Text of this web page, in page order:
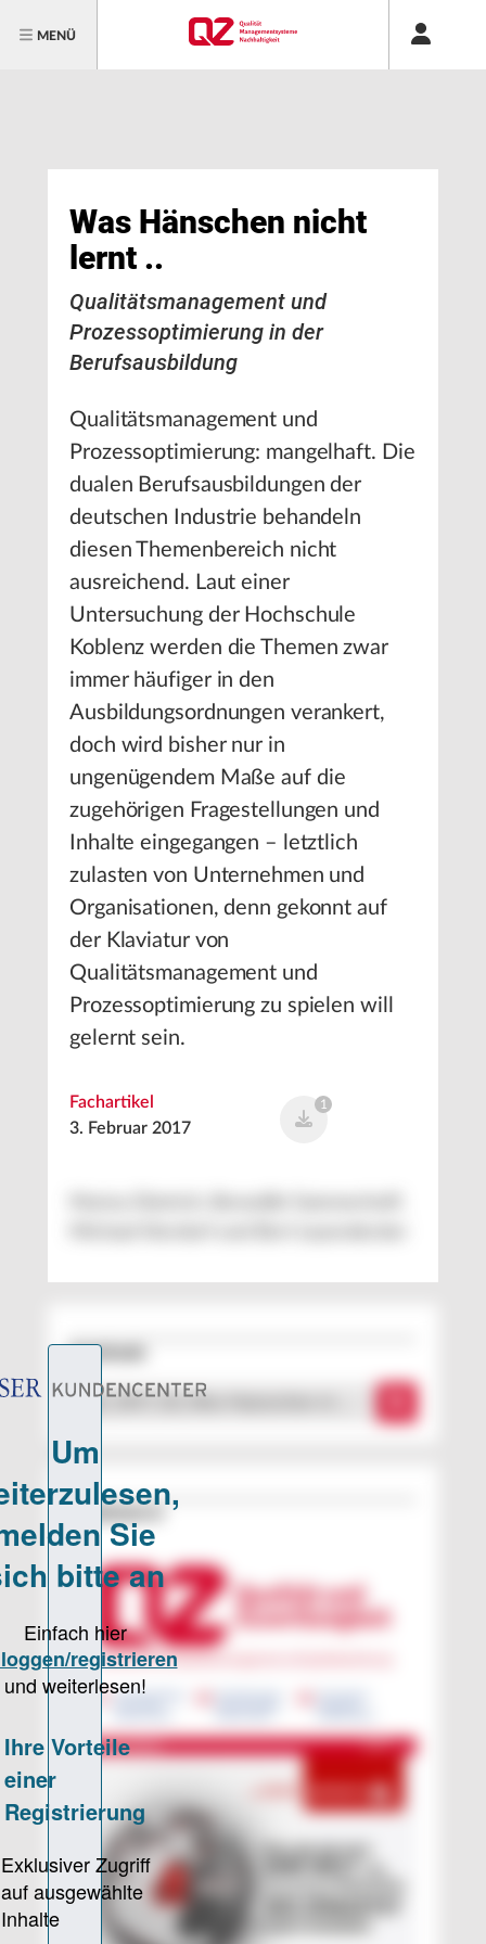
MENÜ
Was Hänschen nicht
lernt ..
Qualitätsmanagement und
Prozessoptimierung in der
Berufsausbildung
Qualitätsmanagement und
Prozessoptimierung: mangelhaft. Die
dualen Berufsausbildungen der
deutschen Industrie behandeln
diesen Themenbereich nicht
ausreichend. Laut einer
Untersuchung der Hochschule
Koblenz werden die Themen zwar
immer häufiger in den
Ausbildungsordnungen verankert,
doch wird bisher nur in
ungenügendem Maße auf die
zugehörigen Fragestellungen und
Inhalte eingegangen – letztlich
zulasten von Unternehmen und
Organisationen, denn gekonnt auf
der Klaviatur von
Qualitätsmanagement und
Prozessoptimierung zu spielen will
gelernt sein.
Fachartikel
3. Februar 2017
1
Downloads
QZ_2017_02_Was-Haenschen-ni …